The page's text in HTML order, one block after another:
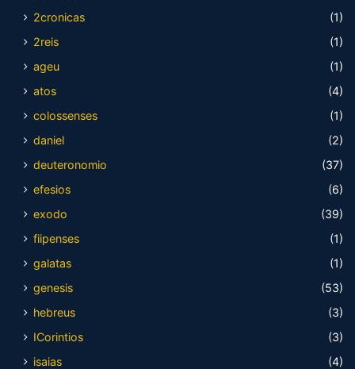
2cronicas
(1)
2reis
(1)
ageu
(1)
atos
(4)
colossenses
(1)
daniel
(2)
deuteronomio
(37)
efesios
(6)
exodo
(39)
fiipenses
(1)
galatas
(1)
genesis
(53)
hebreus
(3)
ICorintios
(3)
isaias
(4)